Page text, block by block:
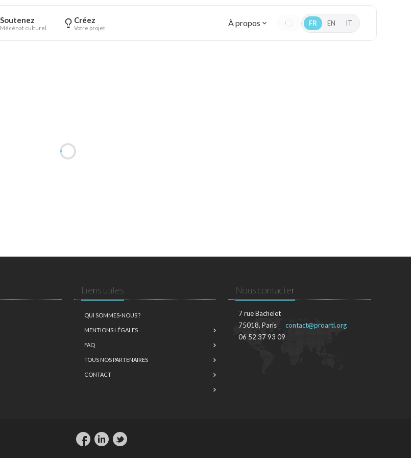
Soutenez
Mécénat culturel
Créez
Votre projet À propos FR EN IT
Liens utiles
QUI SOMMES-NOUS ?
MENTIONS LÉGALES
FAQ
TOUS NOS PARTENAIRES
CONTACT
Nous contacter
7 rue Bachelet
75018, Paris
06 52 37 93 09
contact@proarti.org